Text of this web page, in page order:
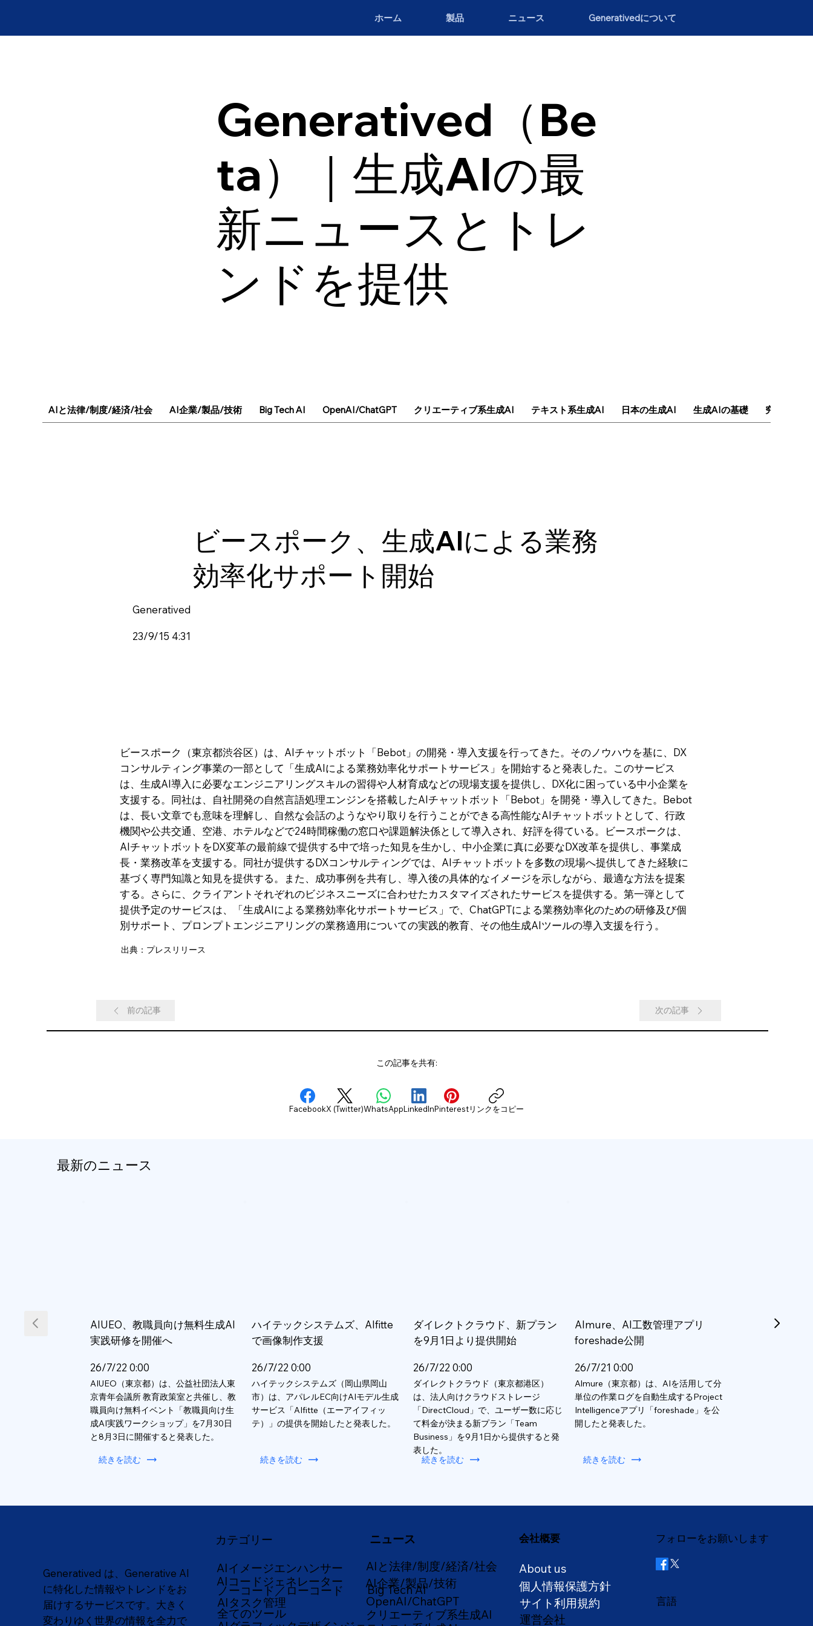
ホーム 製品 ニュース Generativedについて
Generatived（Be
ta）｜生成AIの最
新ニュースとトレ
ンドを提供
ビースポーク、生成AIによる業務
効率化サポート開始
Generatived
23/9/15 4:31
ビースポーク（東京都渋谷区）は、AIチャットボット「Bebot」の開発・導入支援を行ってきた。そのノウハウを基に、DX
コンサルティング事業の一部として「生成AIによる業務効率化サポートサービス」を開始すると発表した。このサービス
は、生成AI導入に必要なエンジニアリングスキルの習得や人材育成などの現場支援を提供し、DX化に困っている中小企業を
支援する。同社は、自社開発の自然言語処理エンジンを搭載したAIチャットボット「Bebot」を開発・導入してきた。Bebot
は、長い文章でも意味を理解し、自然な会話のようなやり取りを行うことができる高性能なAIチャットボットとして、行政
機関や公共交通、空港、ホテルなどで24時間稼働の窓口や課題解決係として導入され、好評を得ている。ビースポークは、
AIチャットボットをDX変革の最前線で提供する中で培った知見を生かし、中小企業に真に必要なDX改革を提供し、事業成
長・業務改革を支援する。同社が提供するDXコンサルティングでは、AIチャットボットを多数の現場へ提供してきた経験に
基づく専門知識と知見を提供する。また、成功事例を共有し、導入後の具体的なイメージを示しながら、最適な方法を提案
する。さらに、クライアントそれぞれのビジネスニーズに合わせたカスタマイズされたサービスを提供する。第一弾として
提供予定のサービスは、「生成AIによる業務効率化サポートサービス」で、ChatGPTによる業務効率化のための研修及び個
別サポート、プロンプトエンジニアリングの業務適用についての実践的教育、その他生成AIツールの導入支援を行う。
出典：プレスリリース
前の記事 次の記事
この記事を共有:
FacebookX (Twitter)WhatsAppLinkedInPinterestリンクをコピー
最新のニュース
AIUEO、教職員向け無料生成AI
実践研修を開催へ
26/7/22 0:00
AIUEO（東京都）は、公益社団法人東
京青年会議所 教育政策室と共催し、教
職員向け無料イベント「教職員向け生
成AI実践ワークショップ」を7月30日
と8月3日に開催すると発表した。
続きを読む
ハイテックシステムズ、AIfitte
で画像制作支援
26/7/22 0:00
ハイテックシステムズ（岡山県岡山
市）は、アパレルEC向けAIモデル生成
サービス「AIfitte（エーアイフィッ
テ）」の提供を開始したと発表した。
続きを読む
ダイレクトクラウド、新プラン
を9月1日より提供開始
26/7/22 0:00
ダイレクトクラウド（東京都港区）
は、法人向けクラウドストレージ
「DirectCloud」で、ユーザー数に応じ
て料金が決まる新プラン「Team
Business」を9月1日から提供すると発
表した。
続きを読む
Almure、AI工数管理アプリ
foreshade公開
26/7/21 0:00
Almure（東京都）は、AIを活用して分
単位の作業ログを自動生成するProject
Intelligenceアプリ「foreshade」を公
開したと発表した。
続きを読む
AIと法律/制度/経済/社会 AI企業/製品/技術 Big Tech AI OpenAI/ChatGPT クリエーティブ系生成AI テキスト系生成AI 日本の生成AI 生成AIの基礎 究極のAI
カテゴリー
AIイメージエンハンサー
AIコードジェネレーター
AIタスク管理
ノーコード／ローコード
全てのツール
ニュース
AIと法律/制度/経済/社会
AI企業/製品/技術
Big Tech AI
OpenAI/ChatGPT
クリエーティブ系生成AI
会社概要
About us
個人情報保護方針
サイト利用規約
運営会社
フォローをお願いします
言語
Generatived は、Generative AI
に特化した情報やトレンドをお
届けするサービスです。大きく
変わりゆく世界の情報を全力で